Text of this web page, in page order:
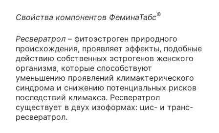
Свойства компонентов ФеминаТабс®
Ресвератрол – фитоэстроген природного
происхождения, проявляет эффекты, подобные
действию собственных эстрогенов женского
организма, которые способствуют
уменьшению проявлений климактерического
синдрома и снижению потенциальных рисков
последствий климакса. Ресвератрол
существует в двух изоформах: цис- и транс-
ресвератрол.